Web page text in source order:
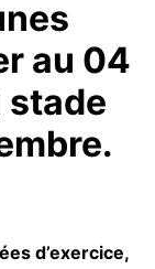
au 04
stade
d’exercice,